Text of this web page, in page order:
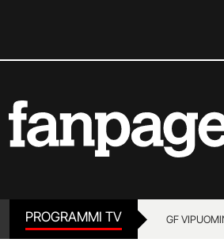
PROGRAMMI TV GF VIP